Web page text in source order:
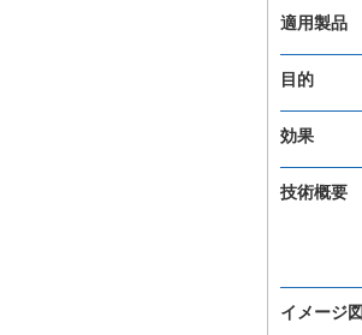
適用製品
目的
効果
技術概要
イメージ図